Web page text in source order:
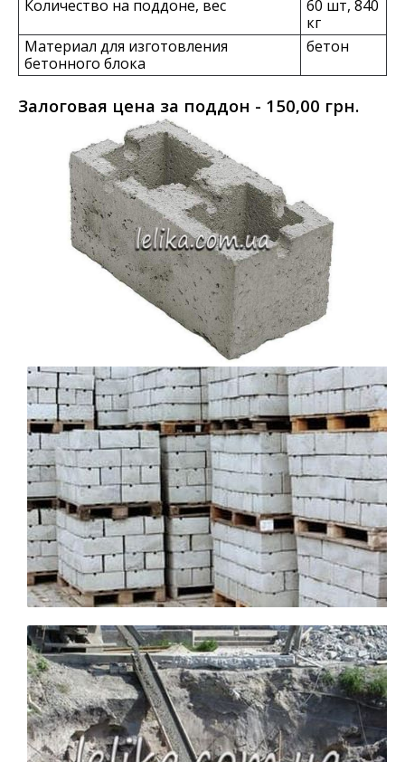
Количество на поддоне, вес
60 шт, 840
кг
Материал для изготовления
бетонного блока
бетон
Залоговая цена за поддон - 150,00 грн.